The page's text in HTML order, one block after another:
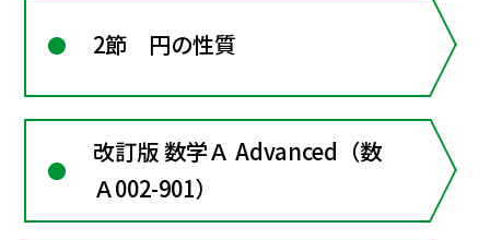
2節 円の性質
改訂版 数学Ａ Advanced（数
Ａ002-901）